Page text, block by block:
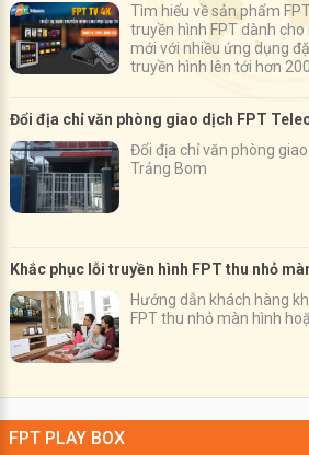
Tìm hiểu về sản phẩm
truyền hình FPT dành
mới với nhiều ứng dụng
truyền hình lên tới hơn
Đổi địa chỉ văn phòng giao dịch FPT
Đổi địa chỉ văn phòng
Trảng Bom
Khắc phục lỗi truyền hình FPT thu nhỏ
Hướng dẫn khách hàng
FPT thu nhỏ màn hình
FPT PLAY BOX